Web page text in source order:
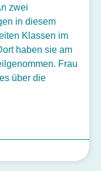
zwei
in diesem
Klassen im
haben sie am
Frau
über die